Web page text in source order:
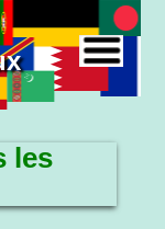
les